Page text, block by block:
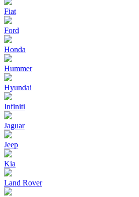
Fiat
Ford
Honda
Hummer
Hyundai
Infiniti
Jaguar
Jeep
Kia
Land Rover